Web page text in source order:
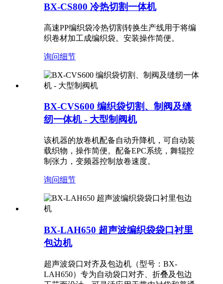
BX-CS800 冷热切割一体机
高速PP编织袋冷热切割转换生产线用于将编
织卷材加工成编织袋。安装操作简便。
询问细节
BX-CVS600 编织袋切割、制阀及缝
纫一体机 - 大型制阀机
该机器的放卷机配备自动升降机，可自动装
载织物，操作简便。配备EPC系统，舞辊控
制张力，变频器控制放卷速度。
询问细节
BX-LAH650 超声波编织袋袋口衬里
包边机
超声波袋口对齐及包边机（型号：BX-
LAH650）专为自动袋口对齐、折叠及包边